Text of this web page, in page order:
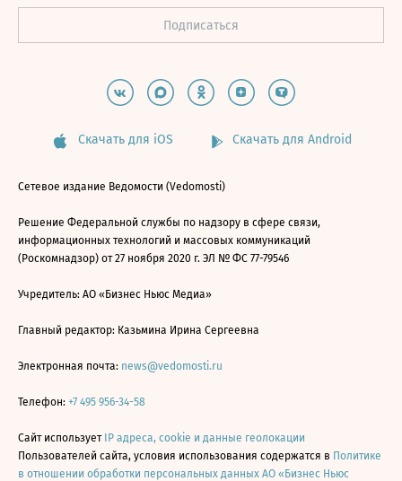
Скачать для iOS Скачать для Android
Сетевое издание Ведомости (Vedomosti)
Решение Федеральной службы по надзору в сфере связи,
информационных технологий и массовых коммуникаций
(Роскомнадзор) от 27 ноября 2020 г. ЭЛ № ФС 77-79546
Учредитель: АО «Бизнес Ньюс Медиа»
Главный редактор: Казьмина Ирина Сергеевна
Электронная почта: news@vedomosti.ru
Телефон: +7 495 956-34-58
Сайт использует IP адреса, cookie и данные геолокации
Пользователей сайта, условия использования содержатся в Политике
в отношении обработки персональных данных АО «Бизнес Ньюс